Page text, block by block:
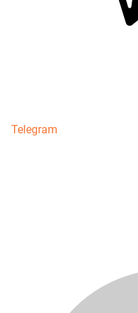
Telegram